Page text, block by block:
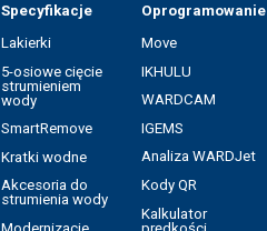
Specyfikacje
Lakierki
5-osiowe cięcie
strumieniem
wody
SmartRemove
Kratki wodne
Akcesoria do
strumienia wody
Oprogramowanie
Move
IKHULU
WARDCAM
IGEMS
Analiza WARDJet
Kody QR
Kalkulator